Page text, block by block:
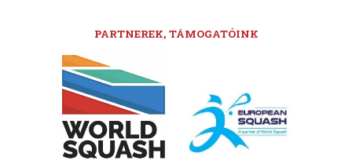
PARTNEREK, TÁMOGATÓINK